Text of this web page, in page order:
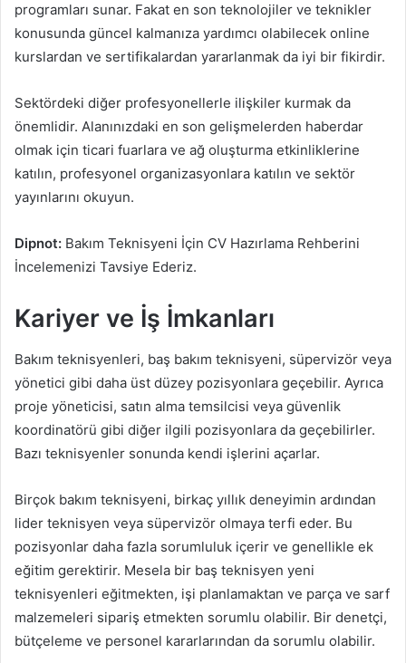
programları sunar. Fakat en son teknolojiler ve teknikler
konusunda güncel kalmanıza yardımcı olabilecek online
kurslardan ve sertifikalardan yararlanmak da iyi bir fikirdir.
Sektördeki diğer profesyonellerle ilişkiler kurmak da
önemlidir. Alanınızdaki en son gelişmelerden haberdar
olmak için ticari fuarlara ve ağ oluşturma etkinliklerine
katılın, profesyonel organizasyonlara katılın ve sektör
yayınlarını okuyun.
Dipnot: Bakım Teknisyeni İçin CV Hazırlama Rehberini
İncelemenizi Tavsiye Ederiz.
Kariyer ve İş İmkanları
Bakım teknisyenleri, baş bakım teknisyeni, süpervizör veya
yönetici gibi daha üst düzey pozisyonlara geçebilir. Ayrıca
proje yöneticisi, satın alma temsilcisi veya güvenlik
koordinatörü gibi diğer ilgili pozisyonlara da geçebilirler.
Bazı teknisyenler sonunda kendi işlerini açarlar.
Birçok bakım teknisyeni, birkaç yıllık deneyimin ardından
lider teknisyen veya süpervizör olmaya terfi eder. Bu
pozisyonlar daha fazla sorumluluk içerir ve genellikle ek
eğitim gerektirir. Mesela bir baş teknisyen yeni
teknisyenleri eğitmekten, işi planlamaktan ve parça ve sarf
malzemeleri sipariş etmekten sorumlu olabilir. Bir denetçi,
bütçeleme ve personel kararlarından da sorumlu olabilir.